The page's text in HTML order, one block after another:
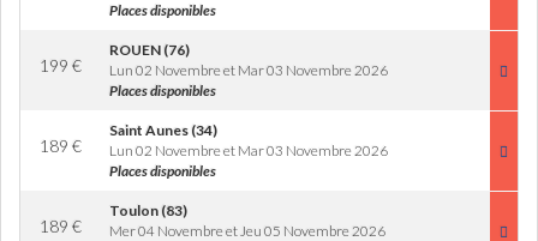
Places disponibles
199 €
ROUEN (76)
Lun 02 Novembre et Mar 03 Novembre 2026
Places disponibles
189 €
Saint Aunes (34)
Lun 02 Novembre et Mar 03 Novembre 2026
Places disponibles
189 €
Toulon (83)
Mer 04 Novembre et Jeu 05 Novembre 2026